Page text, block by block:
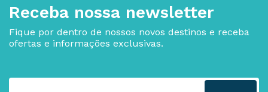
Receba nossa newsletter
Fique por dentro de nossos novos destinos e receba
ofertas e informações exclusivas.